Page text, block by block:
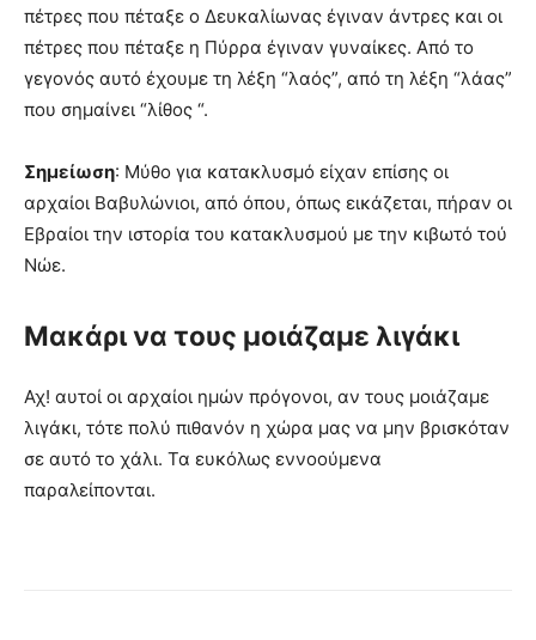
πέτρες που πέταξε ο Δευκαλίωνας έγιναν άντρες και οι
πέτρες που πέταξε η Πύρρα έγιναν γυναίκες. Από το
γεγονός αυτό έχουμε τη λέξη “λαός”, από τη λέξη “λάας”
που σημαίνει “λίθος “.
Σημείωση: Μύθο για κατακλυσμό είχαν επίσης οι
αρχαίοι Βαβυλώνιοι, από όπου, όπως εικάζεται, πήραν οι
Εβραίοι την ιστορία του κατακλυσμού με την κιβωτό τού
Νώε.
Μακάρι να τους μοιάζαμε λιγάκι
Αχ! αυτοί οι αρχαίοι ημών πρόγονοι, αν τους μοιάζαμε
λιγάκι, τότε πολύ πιθανόν η χώρα μας να μην βρισκόταν
σε αυτό το χάλι. Τα ευκόλως εννοούμενα
παραλείπονται.